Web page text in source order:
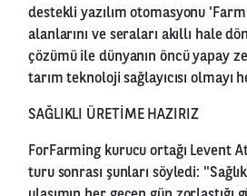
destekli yazılım otomasyonu
alanlarını ve seraları akıllı hale
çözümü ile dünyanın öncü yapay
tarım teknoloji sağlayıcısı olmayı
SAĞLIKLI ÜRETİME HAZIRIZ
ForFarming kurucu ortağı Levent
turu sonrası şunları söyledi: